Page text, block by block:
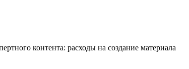
контента: расходы на создание материала